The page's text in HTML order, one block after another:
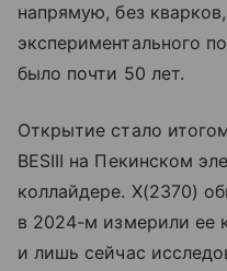
напрямую, без
экспериментального
было почти 50 лет.
Открытие стало
BESIII на Пекинском
коллайдере. X(2370)
в 2024-м измерили ее
и лишь сейчас